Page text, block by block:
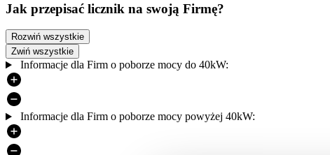
Jak przepisać licznik na swoją Firmę?
Rozwiń wszystkie
Zwiń wszystkie
Informacje dla Firm o poborze mocy do 40kW:
Informacje dla Firm o poborze mocy powyżej 40kW: